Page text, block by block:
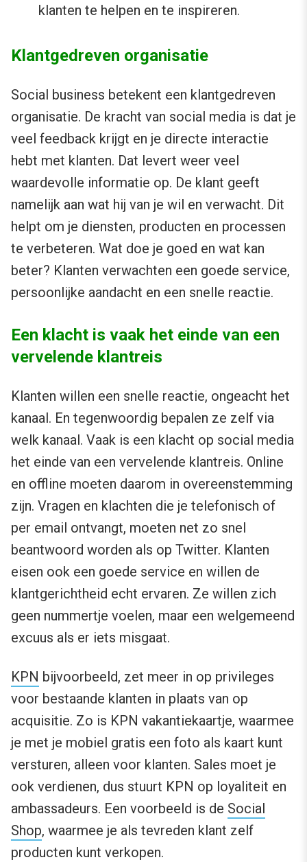
klanten te helpen en te inspireren.
Klantgedreven organisatie
Social business betekent een klantgedreven
organisatie. De kracht van social media is dat je
veel feedback krijgt en je directe interactie
hebt met klanten. Dat levert weer veel
waardevolle informatie op. De klant geeft
namelijk aan wat hij van je wil en verwacht. Dit
helpt om je diensten, producten en processen
te verbeteren. Wat doe je goed en wat kan
beter? Klanten verwachten een goede service,
persoonlijke aandacht en een snelle reactie.
Een klacht is vaak het einde van een
vervelende klantreis
Klanten willen een snelle reactie, ongeacht het
kanaal. En tegenwoordig bepalen ze zelf via
welk kanaal. Vaak is een klacht op social media
het einde van een vervelende klantreis. Online
en offline moeten daarom in overeenstemming
zijn. Vragen en klachten die je telefonisch of
per email ontvangt, moeten net zo snel
beantwoord worden als op Twitter. Klanten
eisen ook een goede service en willen de
klantgerichtheid echt ervaren. Ze willen zich
geen nummertje voelen, maar een welgemeend
excuus als er iets misgaat.
KPN bijvoorbeeld, zet meer in op privileges
voor bestaande klanten in plaats van op
acquisitie. Zo is KPN vakantiekaartje, waarmee
je met je mobiel gratis een foto als kaart kunt
versturen, alleen voor klanten. Sales moet je
ook verdienen, dus stuurt KPN op loyaliteit en
ambassadeurs. Een voorbeeld is de Social
Shop, waarmee je als tevreden klant zelf
producten kunt verkopen.